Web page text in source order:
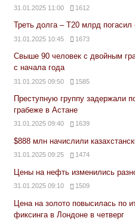
31.01.2025 11:00 1612
Треть долга – Т20 млрд
31.01.2025 10:45 1673
Свыше 90 человек с двойным
с начала года
31.01.2025 09:50 1585
Преступную группу задержали
грабеже в Астане
31.01.2025 09:40 1639
$888 млн начислили
31.01.2025 09:25 1474
Цены на нефть изменились
31.01.2025 09:10 1509
Цена на золото повысилась по
фиксинга в Лондоне в четверг